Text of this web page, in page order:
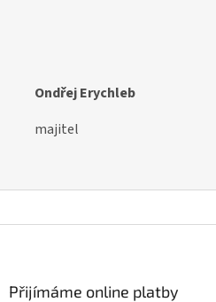
Ondřej Erychleb
majitel
Přijímáme online platby